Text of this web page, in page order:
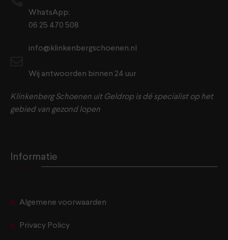
WhatsApp:
06 25 470 508
info@klinkenbergschoenen.nl
Wij antwoorden binnen 24 uur
Klinkenberg Schoenen uit Geldrop is dé specialist op het
gebied van gezond lopen
Informatie
Algemene voorwaarden
Privacy Policy